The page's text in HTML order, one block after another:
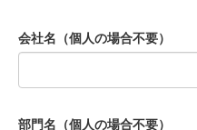
会社名（個人の場合不要）
部門名（個人の場合不要）